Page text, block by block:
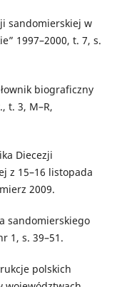
sandomierskiej w
1997–2000, t. 7, s.
biograficzny
t. 3, M–R,
Diecezji
z 15–16 listopada
2009.
sandomierskiego
1, s. 39–51.
polskich